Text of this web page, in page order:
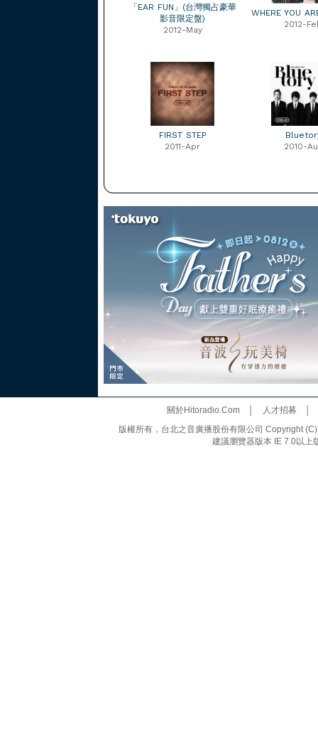
「EAR FUN」(台灣獨占豪華
影音限定盤)
2012-May
WHERE YOU
2012-
FIRST STEP
2011-Apr
2010-
關於Hitoradio.Com│ 人才招募
版權所有，台北之音廣播股份有限公司 Copyright
建議瀏覽器版本 IE 7.0以上